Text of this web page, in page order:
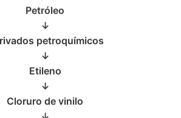
Petróleo
↓
petroquímicos
↓
Etileno
↓
Cloruro de vinilo